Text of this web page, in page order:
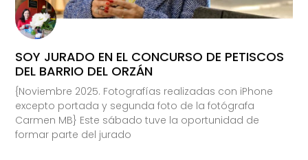
SOY JURADO EN EL CONCURSO DE PETISCOS
DEL BARRIO DEL ORZÁN
{Noviembre 2025. Fotografías realizadas con iPhone
excepto portada y segunda foto de la fotógrafa
Carmen MB} Este sábado tuve la oportunidad de
formar parte del jurado